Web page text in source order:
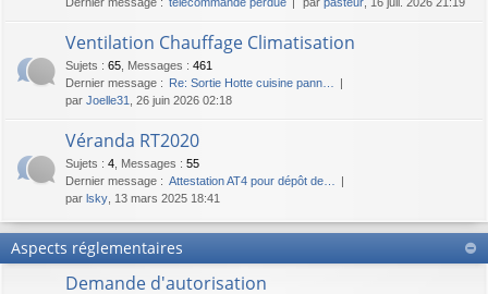
Ventilation Chauffage Climatisation
Sujets : 65 Messages : 461
Dernier message : Re: Sortie Hotte cuisine pann…
par Joelle31 , 26 juin 2026 02:18
Véranda RT2020
Sujets : 4 Messages : 55
Dernier message : Attestation AT4 pour dépôt de…
par lsky , 13 mars 2025 18:41
Aspects réglementaires
Demande d'autorisation